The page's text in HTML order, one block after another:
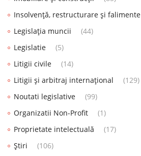
Insolvență, restructurare și falimente
Legislația muncii
(44)
Legislatie
(5)
Litigii civile
(14)
Litigii și arbitraj internațional
(129)
Noutati legislative
(99)
Organizatii Non-Profit
(1)
Proprietate intelectuală
(17)
Știri
(106)